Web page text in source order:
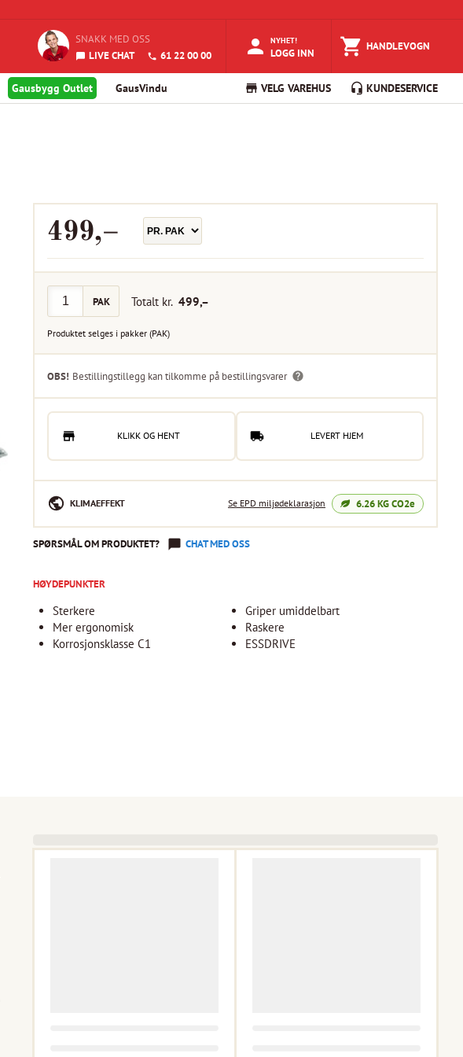
SNAKK MED OSS
LIVE CHAT
61 22 00 00
NYHET!
LOGG INN HANDLEVOGN
Gausbygg Outlet GausVindu VELG VAREHUS KUNDESERVICE
499,–
PAK Totalt kr.499,–
Produktet selges i pakker (PAK)
OBS! Bestillingstillegg kan tilkomme på bestillingsvarer
KLIKK OG HENT LEVERT HJEM
KLIMAEFFEKT Se EPD miljødeklarasjon 6.26KG CO2e
SPØRSMÅL OM PRODUKTET? CHAT MED OSS
HØYDEPUNKTER
Sterkere
Mer ergonomisk
Korrosjonsklasse C1
Griper umiddelbart
Raskere
ESSDRIVE